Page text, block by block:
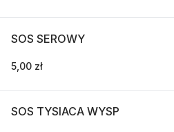
SOS SEROWY
5,00 zł
SOS TYSIACA WYSP